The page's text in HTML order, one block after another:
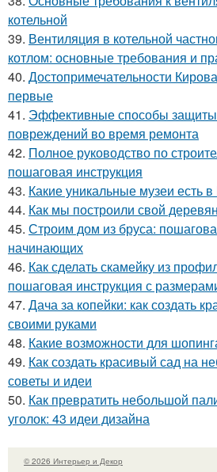
котельной
39. Вентиляция в котельной
котлом: основные требования и
40. Достопримечательности
первые
41. Эффективные способы защиты
повреждений во время ремонта
42. Полное руководство по
пошаговая инструкция
43. Какие уникальные музеи есть
44. Как мы построили свой
45. Строим дом из бруса:
начинающих
46. Как сделать скамейку из
пошаговая инструкция с
47. Дача за копейки: как создать
своими руками
48. Какие возможности для
49. Как создать красивый сад на
советы и идеи
50. Как превратить небольшой
уголок: 43 идеи дизайна
© 2026 Интерьер и Декор